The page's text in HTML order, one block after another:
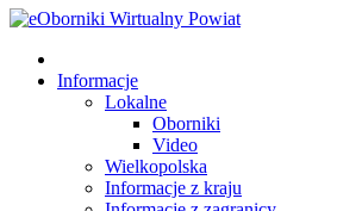
Informacje
Lokalne
Oborniki
Video
Wielkopolska
Informacje z kraju